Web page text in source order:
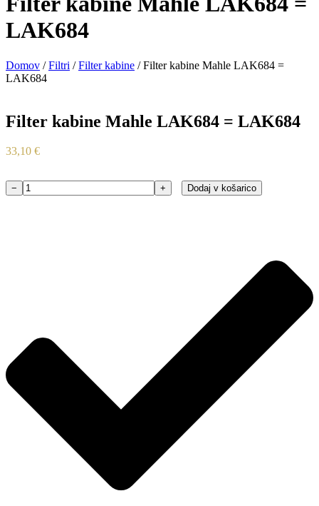
LAK684
Domov /Filtri /Filter kabine / Filter kabine Mahle LAK684 =
LAK684
Filter kabine Mahle LAK684 = LAK684
33,10 €
Filter
− + Dodaj v košarico